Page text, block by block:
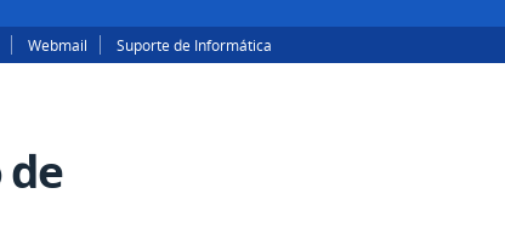
Webmail Suporte de Informática
de